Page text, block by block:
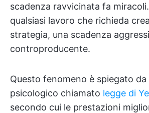
scadenza ravvicinata fa
qualsiasi lavoro che richieda
strategia, una scadenza
controproducente.
Questo fenomeno è spiegato
psicologico chiamato legge di
secondo cui le prestazioni